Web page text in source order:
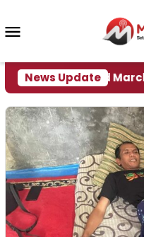
konten
News Update
World Marching